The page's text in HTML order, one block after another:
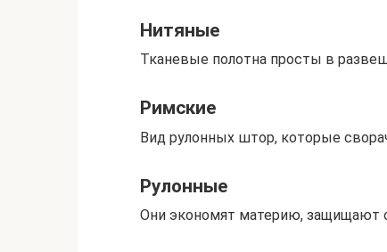
Нитяные
Тканевые полотна просты в
Римские
Вид рулонных штор, которые
Рулонные
Они экономят материю, защищают